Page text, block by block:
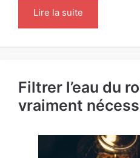
Lire la suite
Filtrer l’eau du
vraiment